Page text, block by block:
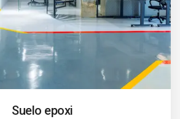
Suelo epoxi